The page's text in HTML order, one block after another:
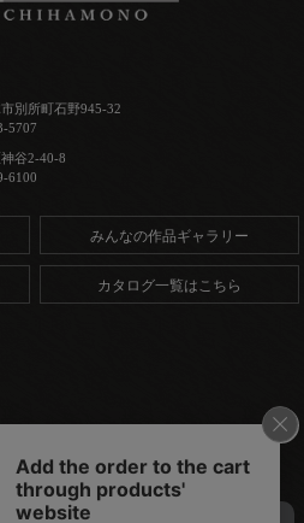
所町石野945-32
5707
谷2-40-8
6100
みんなの作品ギャラリー
カタログ一覧はこちら